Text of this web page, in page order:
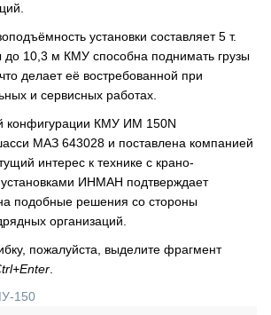
установки составляет 5 т.
до 10,3 м КМУ способна поднимать грузы
делает её востребованной при
и сервисных работах.
конфигурации КМУ ИМ 150N
МАЗ 643028 и поставлена компанией
интерес к технике с крано-
ИНМАН подтверждает
подобные решения со стороны
организаций.
пожалуйста, выделите фрагмент
150